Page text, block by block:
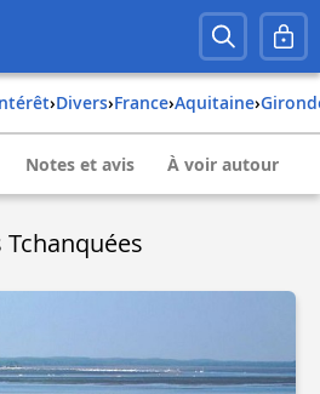
› Divers› france› aquitaine›
Notes et avis À voir autour
Tchanquées